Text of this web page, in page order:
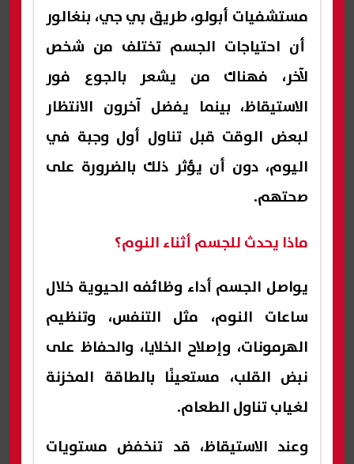
مستشفيات أبولو، طريق بي جي، بنغالور
أن احتياجات الجسم تختلف من شخص
لآخر، فهناك من يشعر بالجوع فور
الاستيقاظ، بينما يفضل آخرون الانتظار
لبعض الوقت قبل تناول أول وجبة في
اليوم، دون أن يؤثر ذلك بالضرورة على
صحتهم.
ماذا يحدث للجسم أثناء النوم؟
يواصل الجسم أداء وظائفه الحيوية خلال
ساعات النوم، مثل التنفس، وتنظيم
الهرمونات، وإصلاح الخلايا، والحفاظ على
نبض القلب، مستعينًا بالطاقة المخزنة
لغياب تناول الطعام.
وعند الاستيقاظ، قد تنخفض مستويات